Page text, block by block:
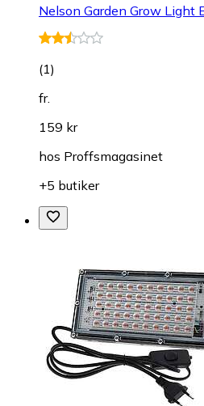
Nelson Garden Grow Light
(1)
fr.
159 kr
hos Proffsmagasinet
+5 butiker